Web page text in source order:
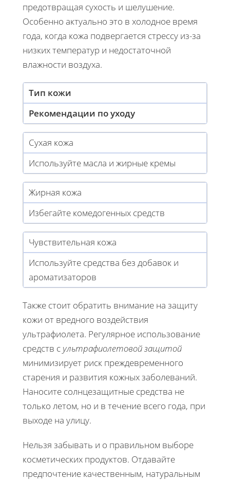
предотвращая сухость и шелушение.
Особенно актуально это в холодное время
года, когда кожа подвергается стрессу из-за
низких температур и недостаточной
влажности воздуха.
Тип кожи
Рекомендации по уходу
Сухая кожа
Используйте масла и жирные кремы
Жирная кожа
Избегайте комедогенных средств
Чувствительная кожа
Используйте средства без добавок и
ароматизаторов
Также стоит обратить внимание на защиту
кожи от вредного воздействия
ультрафиолета. Регулярное использование
средств с ультрафиолетовой защитой
минимизирует риск преждевременного
старения и развития кожных заболеваний.
Наносите солнцезащитные средства не
только летом, но и в течение всего года, при
выходе на улицу.
Нельзя забывать и о правильном выборе
косметических продуктов. Отдавайте
предпочтение качественным, натуральным